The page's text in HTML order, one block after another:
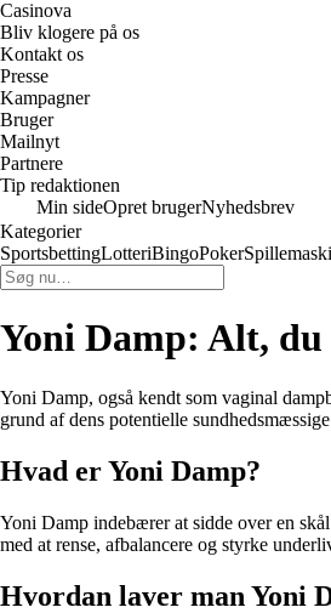
Casinova
Bliv klogere på os
Kontakt os
Presse
Kampagner
Bruger
Mailnyt
Partnere
Tip redaktionen
Min sideOpret brugerNyhedsbrev
Kategorier
SportsbettingLotteriBingoPoker
Yoni Damp: Alt, du
Yoni Damp, også kendt som vaginal
grund af dens potentielle
Hvad er Yoni Damp?
Yoni Damp indebærer at sidde over en
med at rense, afbalancere og styrke
Hvordan laver man Yoni